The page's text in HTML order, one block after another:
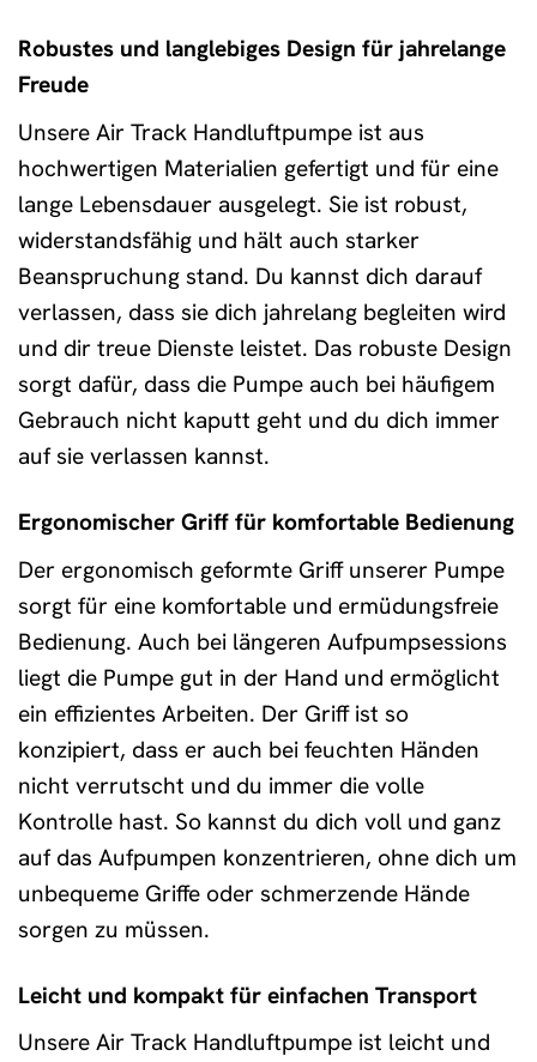
Robustes und langlebiges Design für jahrelange
Freude
Unsere Air Track Handluftpumpe ist aus
hochwertigen Materialien gefertigt und für eine
lange Lebensdauer ausgelegt. Sie ist robust,
widerstandsfähig und hält auch starker
Beanspruchung stand. Du kannst dich darauf
verlassen, dass sie dich jahrelang begleiten wird
und dir treue Dienste leistet. Das robuste Design
sorgt dafür, dass die Pumpe auch bei häufigem
Gebrauch nicht kaputt geht und du dich immer
auf sie verlassen kannst.
Ergonomischer Griff für komfortable Bedienung
Der ergonomisch geformte Griff unserer Pumpe
sorgt für eine komfortable und ermüdungsfreie
Bedienung. Auch bei längeren Aufpumpsessions
liegt die Pumpe gut in der Hand und ermöglicht
ein effizientes Arbeiten. Der Griff ist so
konzipiert, dass er auch bei feuchten Händen
nicht verrutscht und du immer die volle
Kontrolle hast. So kannst du dich voll und ganz
auf das Aufpumpen konzentrieren, ohne dich um
unbequeme Griffe oder schmerzende Hände
sorgen zu müssen.
Leicht und kompakt für einfachen Transport
Unsere Air Track Handluftpumpe ist leicht und